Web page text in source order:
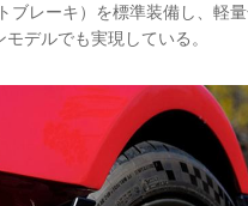
レーキ）を標準装備し、軽
デルでも実現している。